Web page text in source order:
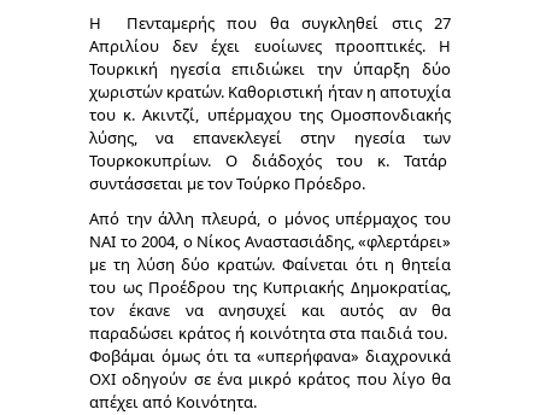
Η Πενταμερής που θα συγκληθεί στις 27
Απριλίου δεν έχει ευοίωνες προοπτικές. Η
Τουρκική ηγεσία επιδιώκει την ύπαρξη δύο
χωριστών κρατών. Καθοριστική ήταν η αποτυχία
του κ. Ακιντζί, υπέρμαχου της Ομοσπονδιακής
λύσης, να επανεκλεγεί στην ηγεσία των
Τουρκοκυπρίων. Ο διάδοχός του κ. Τατάρ
συντάσσεται με τον Τούρκο Πρόεδρο.
Από την άλλη πλευρά, ο μόνος υπέρμαχος του
ΝΑΙ το 2004, ο Νίκος Αναστασιάδης, «φλερτάρει»
με τη λύση δύο κρατών. Φαίνεται ότι η θητεία
του ως Προέδρου της Κυπριακής Δημοκρατίας,
τον έκανε να ανησυχεί και αυτός αν θα
παραδώσει κράτος ή κοινότητα στα παιδιά του.
Φοβάμαι όμως ότι τα «υπερήφανα» διαχρονικά
ΟΧΙ οδηγούν σε ένα μικρό κράτος που λίγο θα
απέχει από Κοινότητα.